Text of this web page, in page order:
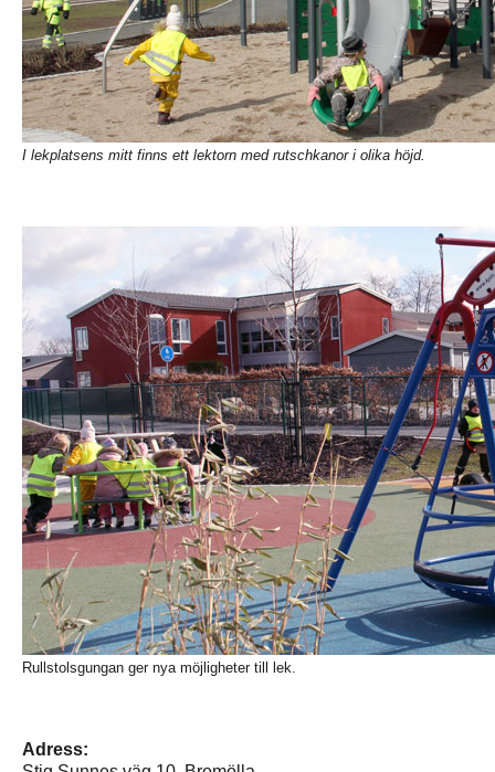
I lekplatsens mitt finns ett lektorn med rutschkanor i olika höjd.
Rullstolsgungan ger nya möjligheter till lek.
Adress: